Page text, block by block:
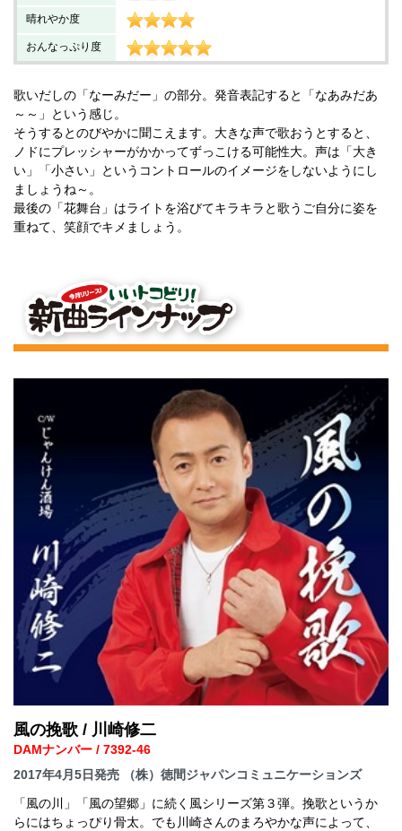
晴れやか度
おんなっぷり度
歌いだしの「なーみだー」の部分。発音表記すると「なあみだあ
～～」という感じ。
そうするとのびやかに聞こえます。大きな声で歌おうとすると、
ノドにプレッシャーがかかってずっこける可能性大。声は「大き
い」「小さい」というコントロールのイメージをしないようにし
ましょうね～。
最後の「花舞台」はライトを浴びてキラキラと歌うご自分に姿を
重ねて、笑顔でキメましょう。
風の挽歌 / 川崎修二
DAMナンバー / 7392-46
2017年4月5日発売 （株）徳間ジャパンコミュニケーションズ
「風の川」「風の望郷」に続く風シリーズ第３弾。挽歌というか
らにはちょっぴり骨太。でも川崎さんのまろやかな声によって、